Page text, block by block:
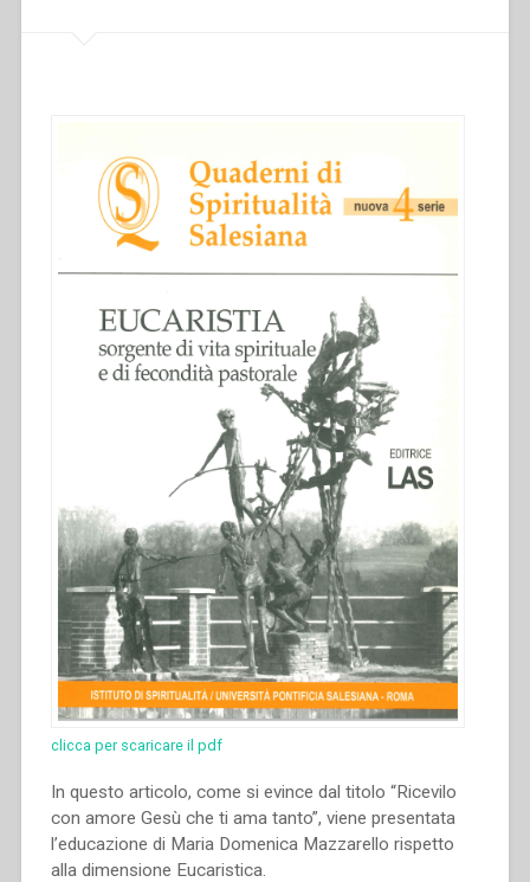
clicca per scaricare il pdf
In questo articolo, come si evince dal titolo “Ricevilo
con amore Gesù che ti ama tanto”, viene presentata
l’educazione di Maria Domenica Mazzarello rispetto
alla dimensione Eucaristica.